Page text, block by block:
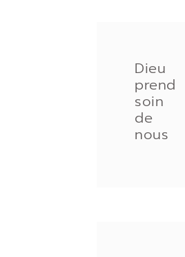
Dieu
prend
soin
de
nous